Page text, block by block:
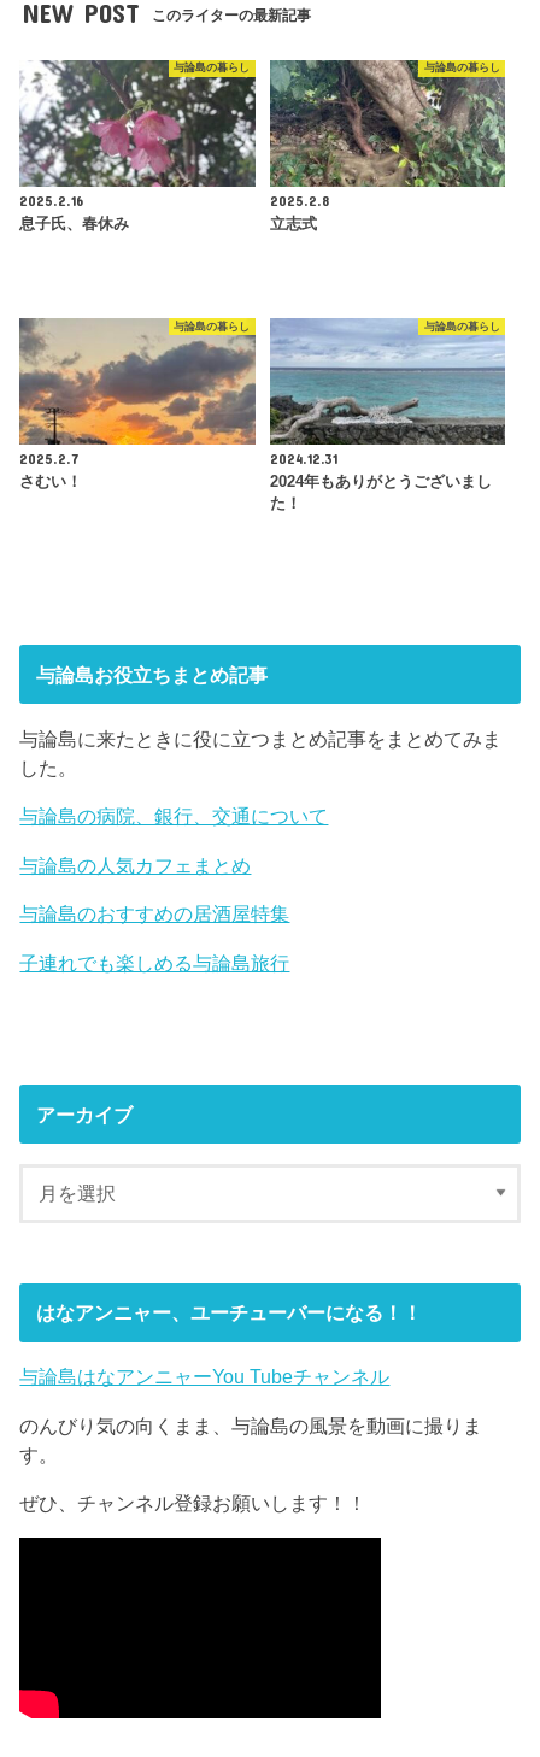
NEW POST このライターの最新記事
与論島の暮らし
2025.2.16
息子氏、春休み
与論島の暮らし
2025.2.8
立志式
与論島の暮らし
2025.2.7
さむい！
与論島の暮らし
2024.12.31
2024年もありがとうございまし
た！
与論島お役立ちまとめ記事
与論島に来たときに役に立つまとめ記事をまとめてみま
した。
与論島の病院、銀行、交通について
与論島の人気カフェまとめ
与論島のおすすめの居酒屋特集
子連れでも楽しめる与論島旅行
アーカイブ
はなアンニャー、ユーチューバーになる！！
与論島はなアンニャーYou Tubeチャンネル
のんびり気の向くまま、与論島の風景を動画に撮りま
す。
ぜひ、チャンネル登録お願いします！！